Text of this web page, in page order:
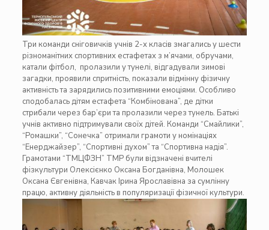
Три команди сніговичків учнів 2-х класів змагались у шести
різноманітних спортивних естафетах з м’ячами, обручами,
катали фітбол, пролазили у тунелі, відгадували зимові
загадки, проявили спритність, показали відмінну фізичну
активність та зарядились позитивними емоціями. Особливо
сподобалась дітям естафета “Комбінована”, де дітки
стрибали через бар’єри та пролазили через тунель. Батькі
учнів активно підтримували своїх дітей. Команди “Смайлики”,
“Ромашки”, “Сонечка” отримали грамоти у номінаціях
“Енерджайзер”, “Спортивні духом” та “Спортивна надія”.
Грамотами “ТМЦФЗН” ТМР були відзначені вчителі
фізкультури Олексієнко Оксана Богданівна, Молошек
Оксана Євгенівна, Кавчак Ірина Ярославівна за сумлінну
працю, активну діяльність в популяризації фізичної культури.